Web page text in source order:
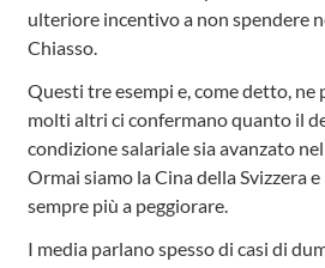
ulteriore incentivo a non spendere
Chiasso.
Questi tre esempi e, come detto, ne
molti altri ci confermano quanto il
condizione salariale sia avanzato
Ormai siamo la Cina della Svizzera
sempre più a peggiorare.
I media parlano spesso di casi di